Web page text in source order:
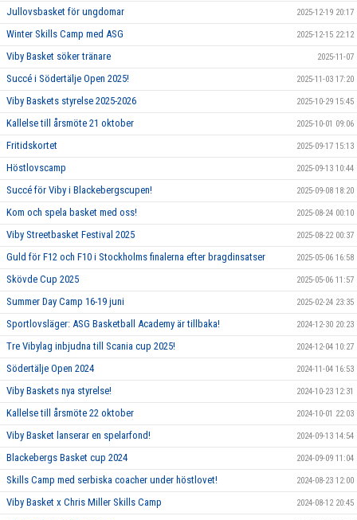
Jullovsbasket för ungdomar 2025-12-19 20:17
Winter Skills Camp med ASG 2025-12-15 22:12
Viby Basket söker tränare 2025-11-07
Succé i Södertälje Open 2025! 2025-11-03 17:20
Viby Baskets styrelse 2025-2026 2025-10-29 15:45
Kallelse till årsmöte 21 oktober 2025-10-01 09:06
Fritidskortet 2025-09-17 15:13
Höstlovscamp 2025-09-13 10:44
Succé för Viby i Blackebergscupen! 2025-09-08 18:20
Kom och spela basket med oss! 2025-08-24 00:10
Viby Streetbasket Festival 2025 2025-08-22 00:37
Guld för F12 och F10 i Stockholms finalerna efter bragdinsatser 2025-05-06 16:58
Skövde Cup 2025 2025-05-06 11:57
Summer Day Camp 16-19 juni 2025-02-24 23:35
Sportlovsläger: ASG Basketball Academy är tillbaka! 2024-12-30 20:23
Tre Vibylag inbjudna till Scania cup 2025! 2024-12-04 10:27
Södertälje Open 2024 2024-11-04 16:53
Viby Baskets nya styrelse! 2024-10-23 12:31
Kallelse till årsmöte 22 oktober 2024-10-01 22:03
Viby Basket lanserar en spelarfond! 2024-09-13 14:54
Blackebergs Basket cup 2024 2024-09-09 11:04
Skills Camp med serbiska coacher under höstlovet! 2024-08-23 12:00
Viby Basket x Chris Miller Skills Camp 2024-08-12 20:45